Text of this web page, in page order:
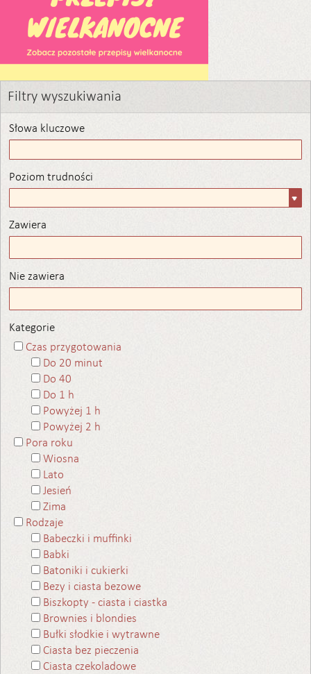
Filtry wyszukiwania
Słowa kluczowe
Poziom trudności
trudności
Zawiera
Nie zawiera
Kategorie
Czas przygotowania
Do 20 minut
Do 40
Do 1 h
Powyżej 1 h
Powyżej 2 h
Pora roku
Wiosna
Lato
Jesień
Zima
Rodzaje
Babeczki i muffinki
Babki
Batoniki i cukierki
Bezy i ciasta bezowe
Biszkopty - ciasta i ciastka
Brownies i blondies
Bułki słodkie i wytrawne
Ciasta bez pieczenia
Ciasta czekoladowe